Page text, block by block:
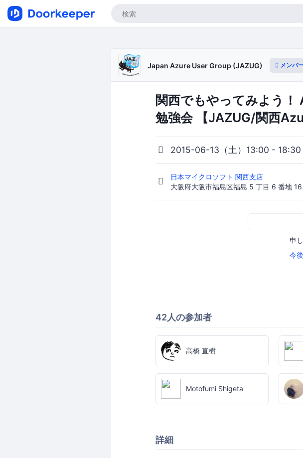
Japan Azure User Group (JAZUG) メンバ
関西でもやってみよう
勉強会 【JAZUG/関西
2015-06-13（土）13:00 - 18:30
日本マイクロソフト 関西支店
大阪府大阪市福島区福島 5 丁目 6 番地
申
今
42人の参加者
高橋 直樹
Motofumi Shigeta
詳細